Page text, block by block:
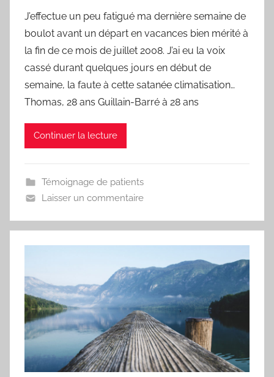
r
F
r
e
d
J’effectue un peu fatigué ma dernière semaine de
boulot avant un départ en vacances bien mérité à
la fin de ce mois de juillet 2008. J’ai eu la voix
cassé durant quelques jours en début de
semaine, la faute à cette satanée climatisation…
Thomas, 28 ans Guillain-Barré à 28 ans
Continuer la lecture
Témoignage de patients
Laisser un commentaire